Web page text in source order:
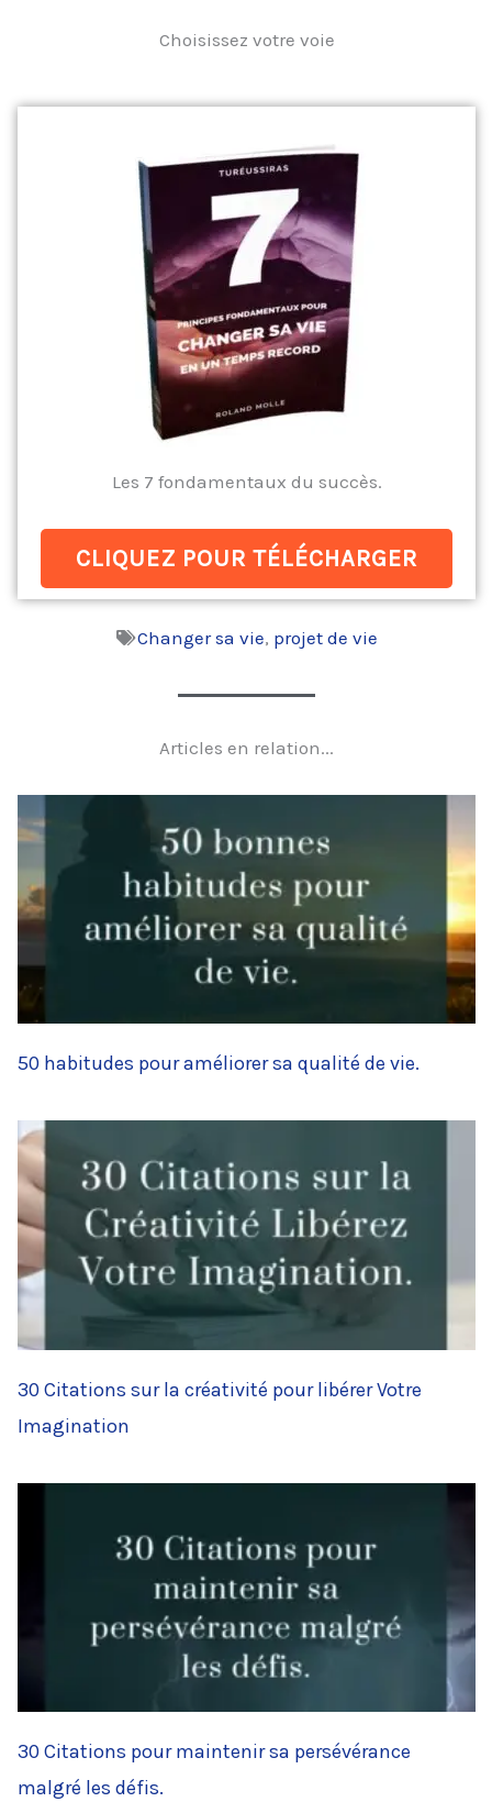
Choisissez votre voie
Les 7 fondamentaux du succès.
CLIQUEZ POUR TÉLÉCHARGER
Changer sa vie, projet de vie
Articles en relation...
50 habitudes pour améliorer sa qualité de vie.
30 Citations sur la créativité pour libérer Votre
Imagination
30 Citations pour maintenir sa persévérance
malgré les défis.